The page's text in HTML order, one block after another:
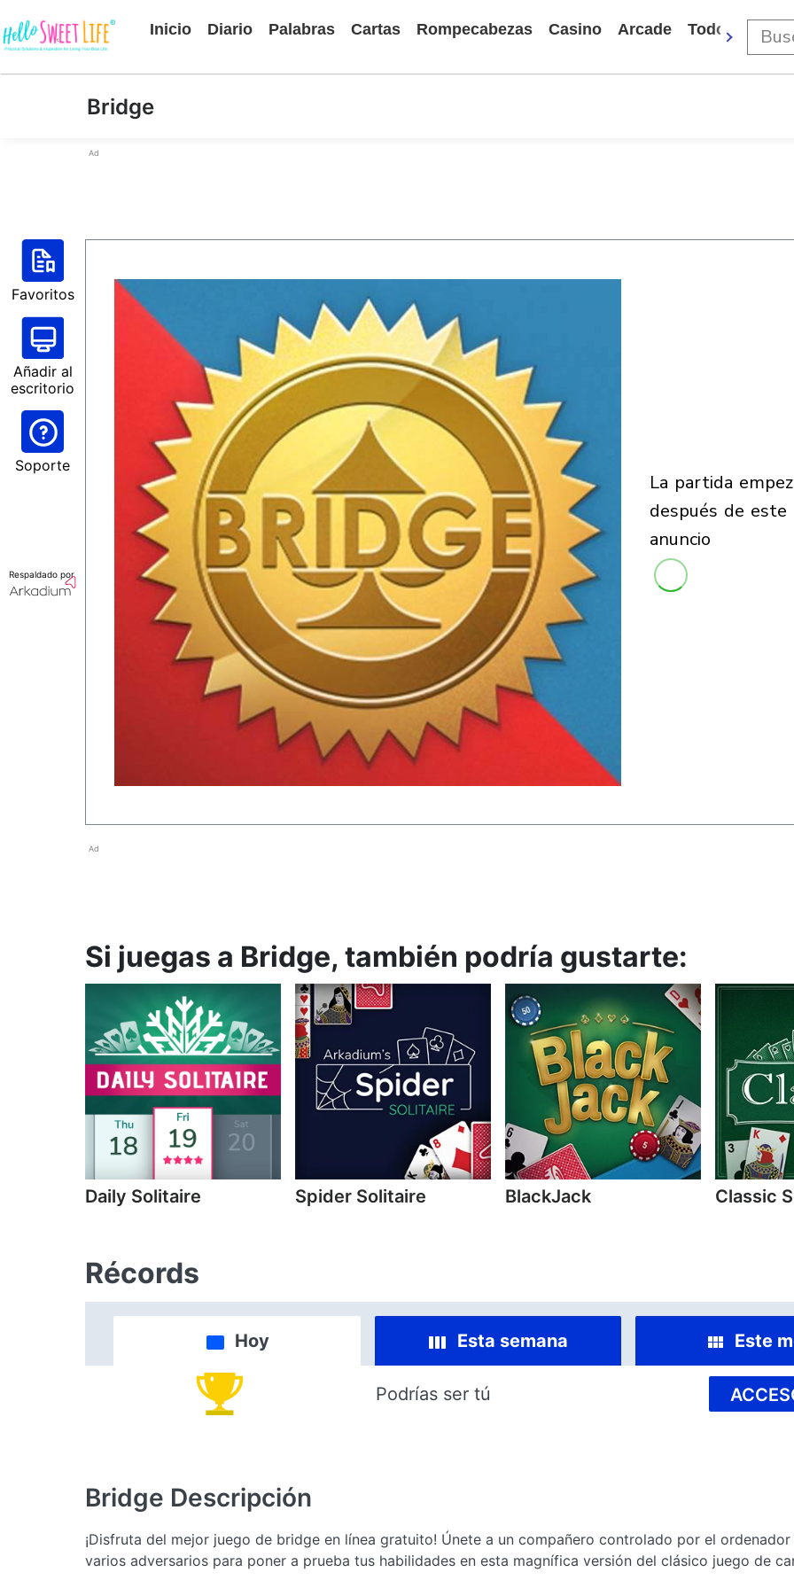
Inicio Diario Palabras Cartas Rompecabezas Casino Arcade Todos Los
Bridge
Ad
Favoritos
Añadir al
escritorio
Soporte
Respaldado por
la partida empezará
después de este
anuncio
Ad
Si juegas a Bridge, también podría gustarte:
Daily Solitaire Spider Solitaire BlackJack Classic
Récords
Hoy Esta semana Este
Podrías ser tú
Bridge Descripción
¡Disfruta del mejor juego de bridge en línea gratuito! Únete a un compañero controlado por el
varios adversarios para poner a prueba tus habilidades en esta magnífica versión del clásico juego de